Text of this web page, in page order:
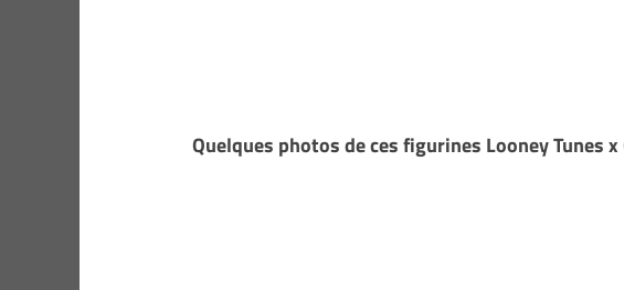
Quelques photos de ces figurines Looney Tunes x